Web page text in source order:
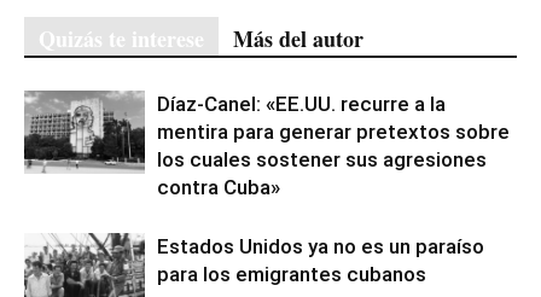
Quizás te interese Más del autor
Díaz-Canel: «EE.UU. recurre a la
mentira para generar pretextos sobre
los cuales sostener sus agresiones
contra Cuba»
Estados Unidos ya no es un paraíso
para los emigrantes cubanos